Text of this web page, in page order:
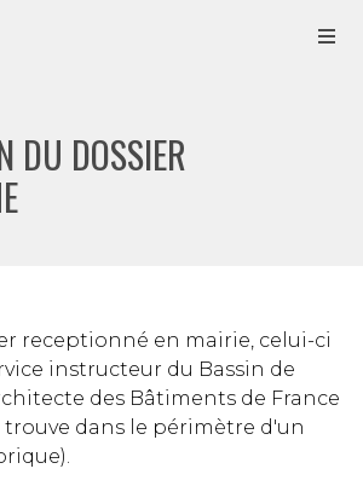
DU DOSSIER
receptionné en mairie, celui-ci
instructeur du Bassin de
des Bâtiments de France
trouve dans le périmètre d'un